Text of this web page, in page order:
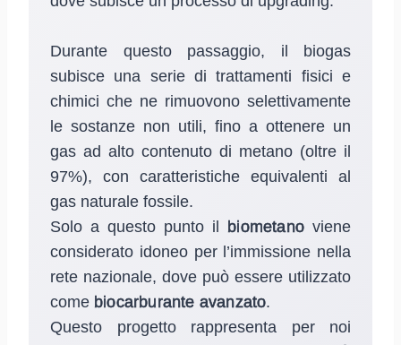
Durante questo passaggio, il biogas
subisce una serie di trattamenti fisici e
chimici che ne rimuovono selettivamente
le sostanze non utili, fino a ottenere un
gas ad alto contenuto di metano (oltre il
97%), con caratteristiche equivalenti al
gas naturale fossile.
Solo a questo punto il biometanoviene
considerato idoneo per l’immissione nella
rete nazionale, dove può essere utilizzato
come biocarburante avanzato.
Questo progetto rappresenta per noi